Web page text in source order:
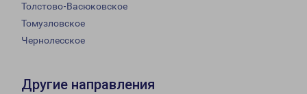
Толстово-Васюковское
Томузловское
Чернолесское
Другие направления